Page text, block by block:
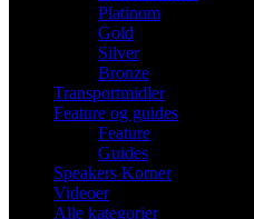
Platinum
Gold
Silver
Bronze
Transportmidler
Feature og guides
Feature
Guides
Speakers Korner
Videoer
Alle kategorier